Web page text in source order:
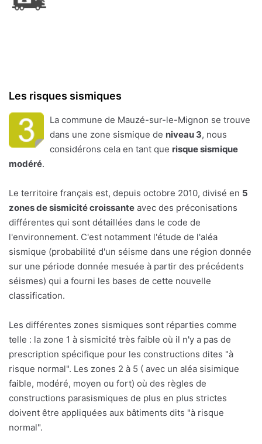
Les risques sismiques
La commune de Mauzé-sur-le-Mignon se trouve
dans une zone sismique de niveau 3, nous
considérons cela en tant que risque sismique
modéré.
Le territoire français est, depuis octobre 2010, divisé en 5
zones de sismicité croissante avec des préconisations
différentes qui sont détaillées dans le code de
l'environnement. C'est notamment l'étude de l'aléa
sismique (probabilité d'un séisme dans une région donnée
sur une période donnée mesuée à partir des précédents
séismes) qui a fourni les bases de cette nouvelle
classification.
Les différentes zones sismiques sont réparties comme
telle : la zone 1 à sismicité très faible où il n'y a pas de
prescription spécifique pour les constructions dites "à
risque normal". Les zones 2 à 5 ( avec un aléa sisimique
faible, modéré, moyen ou fort) où des règles de
constructions parasismiques de plus en plus strictes
doivent être appliquées aux bâtiments dits "à risque
normal".